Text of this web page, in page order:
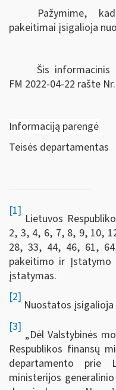
Pažymime,
pakeitimai įsigalioja
Šis informacinis
FM 2022-04-22 rašte
Informaciją parengė
Teisės departamentas
[1]
Lietuvos
2, 3, 4, 6, 7, 8, 9, 10,
28, 33, 44, 46, 61,
pakeitimo ir Įstatymo
įstatymas.
[2]
Nuostatos įsigalioja
[3]
„Dėl Valstybinės
Respublikos finansų
departamento prie
ministerijos